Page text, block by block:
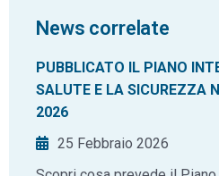
News correlate
PUBBLICATO IL PIANO
SALUTE E LA SICUREZZA
2026
25 Febbraio 2026